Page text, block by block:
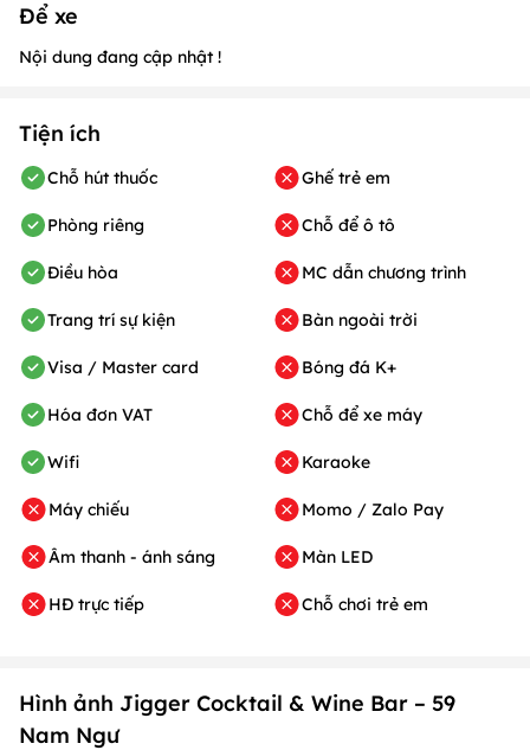
Để xe
Nội dung đang cập nhật !
Tiện ích
Chỗ hút thuốc
Phòng riêng
Điều hòa
Trang trí sự kiện
Visa / Master card
Hóa đơn VAT
Wifi
Máy chiếu
Âm thanh - ánh sáng
HĐ trực tiếp
Ghế trẻ em
Chỗ để ô tô
MC dẫn chương trình
Bàn ngoài trời
Bóng đá K+
Chỗ để xe máy
Karaoke
Momo / Zalo Pay
Màn LED
Chỗ chơi trẻ em
Hình ảnh Jigger Cocktail & Wine Bar – 59
Nam Ngư